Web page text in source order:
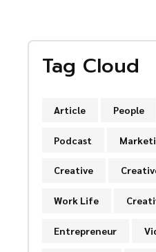
Tag Cloud
Article People
Podcast
Creative
Work Life
Entrepreneur